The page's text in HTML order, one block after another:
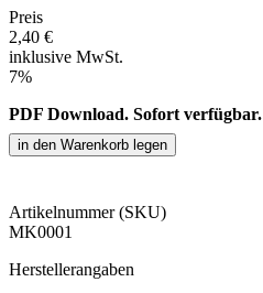
Preis
2,40 €
inklusive MwSt.
7%
PDF Download. Sofort verfügbar.
Artikelnummer (SKU)
MK0001
Herstellerangaben